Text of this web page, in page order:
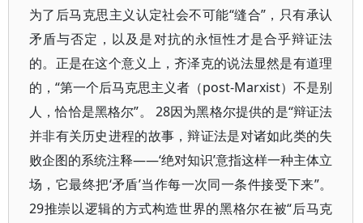
为了后马克思主义认定社会不可能“缝合”，只有承认
矛盾与否定，以及是对抗的永恒性才是合乎辩证法
的。正是在这个意义上，齐泽克的说法显然是有道理
的，“第一个后马克思主义者（post-Marxist）不是别
人，恰恰是黑格尔”。 28因为黑格尔提供的是“辩证法
并非有关历史进程的故事，辩证法是对诸如此类的失
败企图的系统注释——‘绝对知识’意指这样一种主体立
场，它最终把‘矛盾’当作每一次同一条件接受下来”。
29推崇以逻辑的方式构造世界的黑格尔在被“后马克